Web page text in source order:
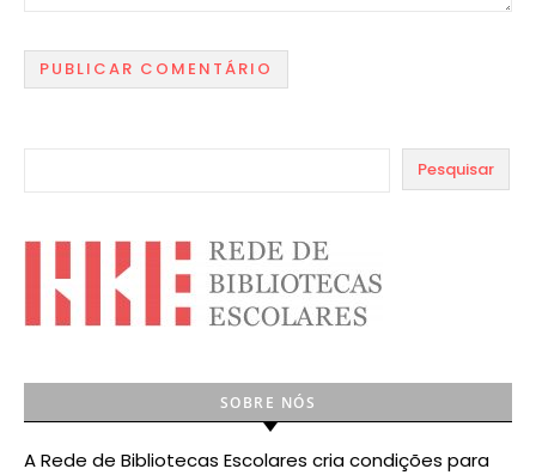
Pesquisar
SOBRE NÓS
A Rede de Bibliotecas Escolares cria condições para